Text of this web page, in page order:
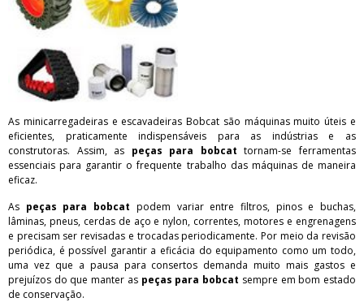
As minicarregadeiras e escavadeiras Bobcat são máquinas muito úteis e
eficientes, praticamente indispensáveis para as indústrias e as
construtoras. Assim, as peças para bobcat tornam-se ferramentas
essenciais para garantir o frequente trabalho das máquinas de maneira
eficaz.
As peças para bobcat podem variar entre filtros, pinos e buchas,
lâminas, pneus, cerdas de aço e nylon, correntes, motores e engrenagens
e precisam ser revisadas e trocadas periodicamente. Por meio da revisão
periódica, é possível garantir a eficácia do equipamento como um todo,
uma vez que a pausa para consertos demanda muito mais gastos e
prejuízos do que manter as peças para bobcat sempre em bom estado
de conservação.